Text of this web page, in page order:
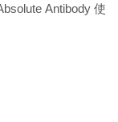
Antibody 使